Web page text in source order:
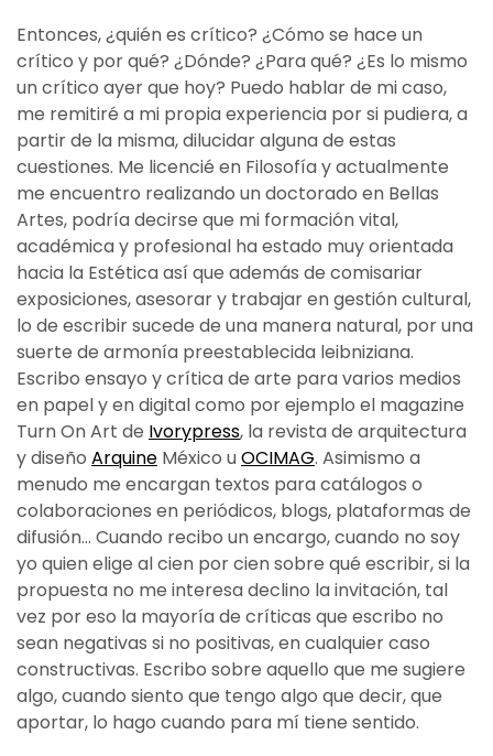
Entonces, ¿quién es crítico? ¿Cómo se hace un
crítico y por qué? ¿Dónde? ¿Para qué? ¿Es lo mismo
un crítico ayer que hoy? Puedo hablar de mi caso,
me remitiré a mi propia experiencia por si pudiera, a
partir de la misma, dilucidar alguna de estas
cuestiones. Me licencié en Filosofía y actualmente
me encuentro realizando un doctorado en Bellas
Artes, podría decirse que mi formación vital,
académica y profesional ha estado muy orientada
hacia la Estética así que además de comisariar
exposiciones, asesorar y trabajar en gestión cultural,
lo de escribir sucede de una manera natural, por una
suerte de armonía preestablecida leibniziana.
Escribo ensayo y crítica de arte para varios medios
en papel y en digital como por ejemplo el magazine
Turn On Art de Ivorypress, la revista de arquitectura
y diseño Arquine México uOCIMAG. Asimismo a
menudo me encargan textos para catálogos o
colaboraciones en periódicos, blogs, plataformas de
difusión… Cuando recibo un encargo, cuando no soy
yo quien elige al cien por cien sobre qué escribir, si la
propuesta no me interesa declino la invitación, tal
vez por eso la mayoría de críticas que escribo no
sean negativas si no positivas, en cualquier caso
constructivas. Escribo sobre aquello que me sugiere
algo, cuando siento que tengo algo que decir, que
aportar, lo hago cuando para mí tiene sentido.